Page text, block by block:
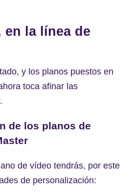
en la línea de
y los planos puestos en
toca afinar las
de los planos de
de vídeo tendrás, por este
de personalización: